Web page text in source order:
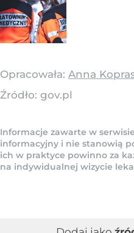
Opracowała: Anna
Źródło: gov.pl
Informacje zawarte w
informacyjny i nie stanowią
ich w praktyce powinno za
na indywidualnej wizycie